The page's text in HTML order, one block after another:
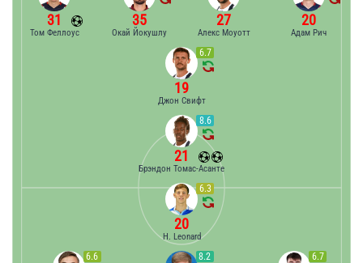
20
Адам Рич
27
Алекс Моуотт
35
Окай Йокушлу
31
Том Феллоус
6.7
19
Джон Свифт
8.6
21
Брэндон Томас-Асанте
6.6 8.2 6.7
6.3
20
H. Leonard